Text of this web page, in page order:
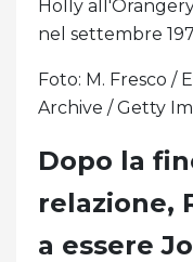
Holly
nel settembre
Foto: M. Fresco /
Archive / Getty
Dopo la
relazione,
a essere